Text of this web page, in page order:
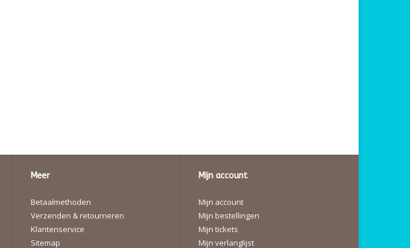
Meer
Betaalmethoden
Verzenden & retourneren
Klantenservice
Sitemap
Mijn account
Mijn account
Mijn bestellingen
Mijn tickets
Mijn verlanglijst